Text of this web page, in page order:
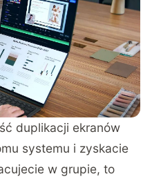
duplikacji ekranów
systemu i zyskacie
w grupie, to